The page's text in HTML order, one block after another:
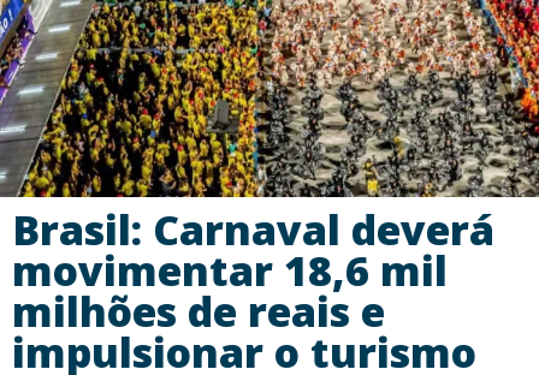
Brasil: Carnaval deverá
movimentar 18,6 mil
milhões de reais e
impulsionar o turismo